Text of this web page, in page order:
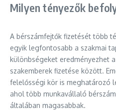
Milyen tényezők
A bérszámfejtők fizetését több
egyik legfontosabb a szakmai
különbségeket eredményezhet
szakemberek fizetése között.
felelősségi kör is meghatározó
ahol több munkavállaló
általában magasabbak.